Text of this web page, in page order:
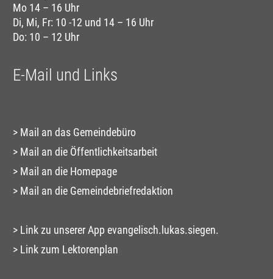
Mo 14 – 16 Uhr
Di, Mi, Fr: 10 -12 und 14 – 16 Uhr
Do: 10 – 12 Uhr
E-Mail und Links
Mail an das Gemeindebüro
Mail an die Öffentlichkeitsarbeit
Mail an die Homepage
Mail an die Gemeindebriefredaktion
Link zu unserer App evangelisch.lukas.siegen.
Link zum Lektorenplan